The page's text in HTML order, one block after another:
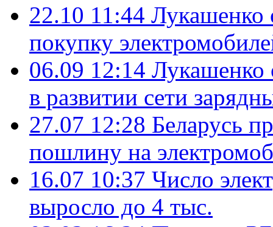
22.10 11:44 Лукашенко
покупку
06.09 12:14 Лукашенко
в развитии сети
27.07 12:28 Беларусь
пошлину на
16.07 10:37 Число
выросло до 4 тыс.